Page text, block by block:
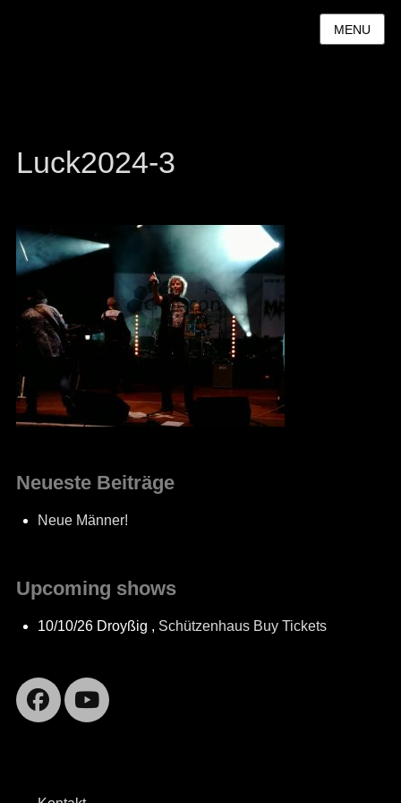
MENU
Luck2024-3
Neueste Beiträge
Neue Männer!
Upcoming shows
10/10/26 Droyßig , Schützenhaus Buy Tickets
Facebook
YouTube